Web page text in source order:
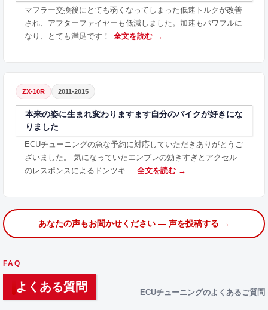
マフラー交換後にとても弱くなってしまった低速トルクが改善
され、アフターファイヤーも低減しました。加速もパワフルに
なり、とても満足です！
全文を読む →
ZX-10R 2011-2015
本来の姿に生まれ変わりますます自分のバイクが好きにな
りました
ECUチューニングの急な予約に対応していただきありがとうご
ざいました。 気になっていたエンブレの効きすぎとアクセル
のレスポンスによるドンツキ…
全文を読む →
あなたの声もお聞かせください — 声を投稿する →
FAQ
よくある質問 ECUチューニングのよくあるご質問